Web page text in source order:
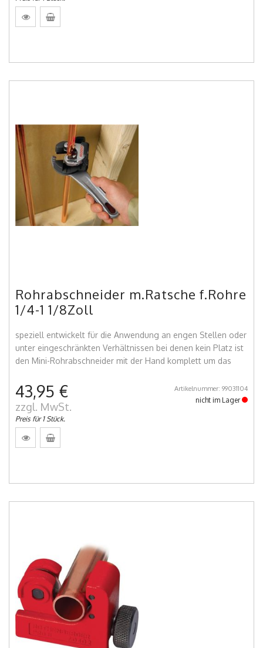
Rohrabschneider m.Ratsche f.Rohre
1/4-1 1/8Zoll
speziell entwickelt für die Anwendung an engen Stellen oder
unter eingeschränkten Verhältnissen bei denen kein Platz ist
den Mini-Rohrabschneider mit der Hand komplett um das
43,95 €
zzgl. MwSt.
Preis für 1 Stück.
Artikelnummer: 99031104
nicht im Lager